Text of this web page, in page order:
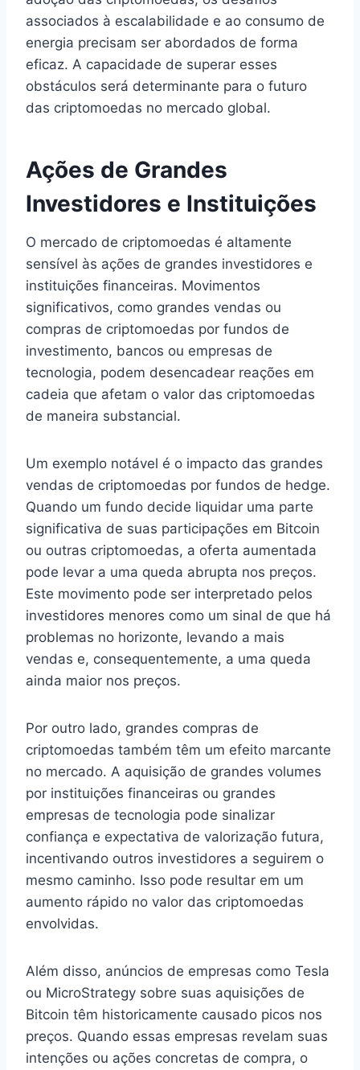
associados à escalabilidade e ao consumo de
energia precisam ser abordados de forma
eficaz. A capacidade de superar esses
obstáculos será determinante para o futuro
das criptomoedas no mercado global.
Ações de Grandes
Investidores e Instituições
O mercado de criptomoedas é altamente
sensível às ações de grandes investidores e
instituições financeiras. Movimentos
significativos, como grandes vendas ou
compras de criptomoedas por fundos de
investimento, bancos ou empresas de
tecnologia, podem desencadear reações em
cadeia que afetam o valor das criptomoedas
de maneira substancial.
Um exemplo notável é o impacto das grandes
vendas de criptomoedas por fundos de hedge.
Quando um fundo decide liquidar uma parte
significativa de suas participações em Bitcoin
ou outras criptomoedas, a oferta aumentada
pode levar a uma queda abrupta nos preços.
Este movimento pode ser interpretado pelos
investidores menores como um sinal de que há
problemas no horizonte, levando a mais
vendas e, consequentemente, a uma queda
ainda maior nos preços.
Por outro lado, grandes compras de
criptomoedas também têm um efeito marcante
no mercado. A aquisição de grandes volumes
por instituições financeiras ou grandes
empresas de tecnologia pode sinalizar
confiança e expectativa de valorização futura,
incentivando outros investidores a seguirem o
mesmo caminho. Isso pode resultar em um
aumento rápido no valor das criptomoedas
envolvidas.
Além disso, anúncios de empresas como Tesla
ou MicroStrategy sobre suas aquisições de
Bitcoin têm historicamente causado picos nos
preços. Quando essas empresas revelam suas
intenções ou ações concretas de compra, o